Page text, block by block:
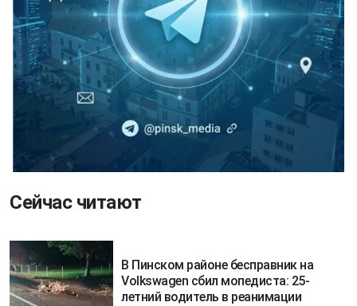
Сейчас читают
В Пинском районе бесправник на
Volkswagen сбил мопедиста: 25-
летний водитель в реанимации